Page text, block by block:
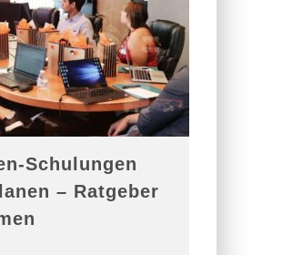
Schulungen
– Ratgeber